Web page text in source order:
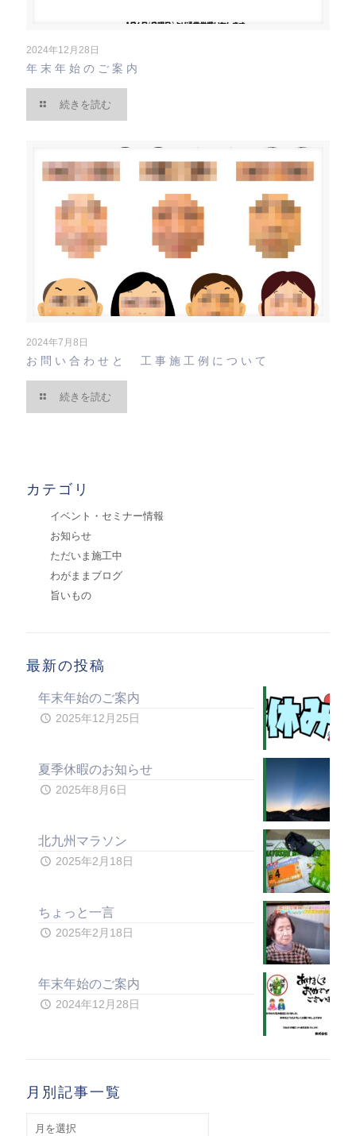
2024年12月28日
年末年始のご案内
続きを読む
2024年7月8日
お問い合わせと 工事施工例について
続きを読む
カテゴリ
イベント・セミナー情報
お知らせ
ただいま施工中
わがままブログ
旨いもの
最新の投稿
年末年始のご案内
2025年12月25日
夏季休暇のお知らせ
2025年8月6日
北九州マラソン
2025年2月18日
ちょっと一言
2025年2月18日
年末年始のご案内
2024年12月28日
月別記事一覧